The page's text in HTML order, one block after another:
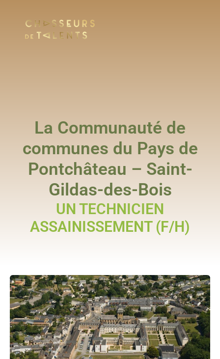
La Communauté de
communes du Pays de
Pontchâteau – Saint-
Gildas-des-Bois
UN TECHNICIEN
ASSAINISSEMENT (F/H)